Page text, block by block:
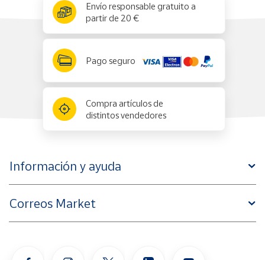
Envío responsable gratuito a
partir de 20 €
Pago seguro
Compra artículos de
distintos vendedores
Información y ayuda
Correos Market